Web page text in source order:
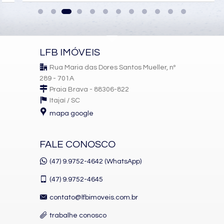
LFB IMÓVEIS
Rua Maria das Dores Santos Mueller, nº
289 - 701A
Praia Brava - 88306-822
Itajaí / SC
mapa google
FALE CONOSCO
(47) 9.9752-4642 (WhatsApp)
(47) 9.9752-4645
contato@lfbimoveis.com.br
trabalhe conosco